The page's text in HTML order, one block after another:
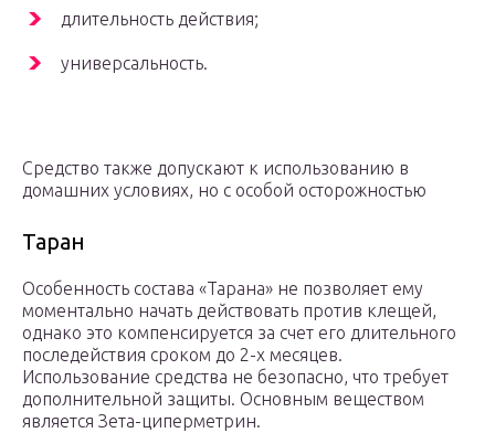
длительность действия;
универсальность.
Средство также допускают к использованию в
домашних условиях, но с особой осторожностью
Таран
Особенность состава «Тарана» не позволяет ему
моментально начать действовать против клещей,
однако это компенсируется за счет его длительного
последействия сроком до 2-х месяцев.
Использование средства не безопасно, что требует
дополнительной защиты. Основным веществом
является Зета-циперметрин.